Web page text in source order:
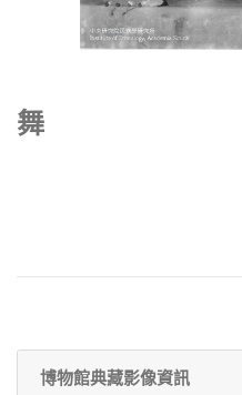
舞
博物館典藏影像資訊